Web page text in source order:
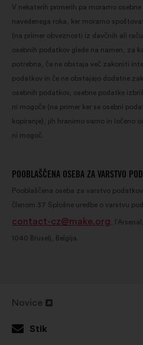
V nekaterih primerih pa moramo
navedenega roka, ker moramo
(na primer obveznosti iz davčnih ali
osebnih podatkov glede na namen, za
potrebna, če ne obstaja več zakoniti
podatkov in če ne obstajajo dodatne
osebnih podatkov, osebne podatke
ni mogoče (na primer ker se osebni
kopiranje), jih hranimo varno in ločeno
ni mogoč.
POOBLAŠČENA OSEBA ZA VARSTVO
Pooblaščena oseba za varstvo
členom 37 Splošne uredbe o varstvu
contact-cz@make.org ,
1040 Bruselj, Belgija.
Novice
v
Stik